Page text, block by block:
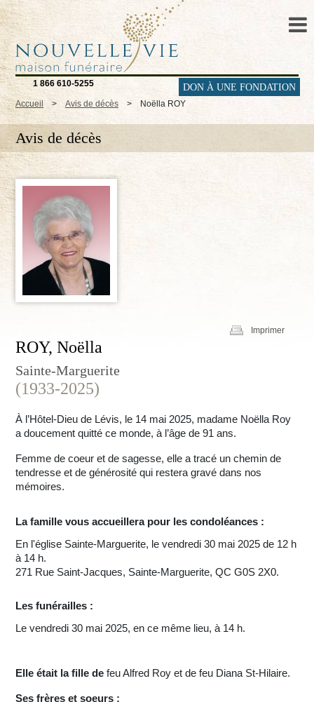
1 866 610-5255 DON À UNE FONDATION
Accueil > Avis de décès > Noëlla ROY
Avis de décès
Imprimer
ROY, Noëlla
Sainte-Marguerite
(1933-2025)
À l’Hôtel-Dieu de Lévis, le 14 mai 2025, madame Noëlla Roy
a doucement quitté ce monde, à l’âge de 91 ans.
Femme de coeur et de sagesse, elle a tracé un chemin de
tendresse et de générosité qui restera gravé dans nos
mémoires.
La famille vous accueillera pour les condoléances :
En l'église Sainte-Marguerite, le vendredi 30 mai 2025 de 12 h
à 14 h.
271 Rue Saint-Jacques, Sainte-Marguerite, QC G0S 2X0.
Les funérailles :
Le vendredi 30 mai 2025, en ce même lieu, à 14 h.
Elle était la fille de feu Alfred Roy et de feu Diana St-Hilaire.
Ses frères et soeurs :